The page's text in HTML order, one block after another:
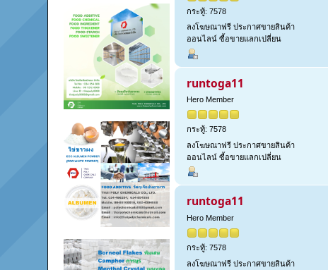
กระทู้: 7578
ลงโฆษณาฟรี ประกาศขายสินค้า
ออนไลน์ ซื้อขายแลกเปลี่ยน
runtoga11
Hero Member
กระทู้: 7578
ลงโฆษณาฟรี ประกาศขายสินค้า
ออนไลน์ ซื้อขายแลกเปลี่ยน
runtoga11
Hero Member
กระทู้: 7578
ลงโฆษณาฟรี ประกาศขายสินค้า